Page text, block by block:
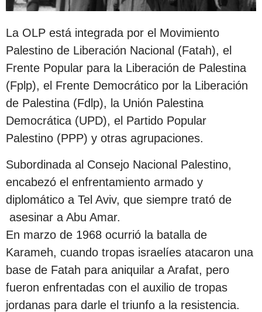
La OLP está integrada por el Movimiento
Palestino de Liberación Nacional (Fatah), el
Frente Popular para la Liberación de Palestina
(Fplp), el Frente Democrático por la Liberación
de Palestina (Fdlp), la Unión Palestina
Democrática (UPD), el Partido Popular
Palestino (PPP) y otras agrupaciones.
Subordinada al Consejo Nacional Palestino,
encabezó el enfrentamiento armado y
diplomático a Tel Aviv, que siempre trató de
asesinar a Abu Amar.
En marzo de 1968 ocurrió la batalla de
Karameh, cuando tropas israelíes atacaron una
base de Fatah para aniquilar a Arafat, pero
fueron enfrentadas con el auxilio de tropas
jordanas para darle el triunfo a la resistencia.